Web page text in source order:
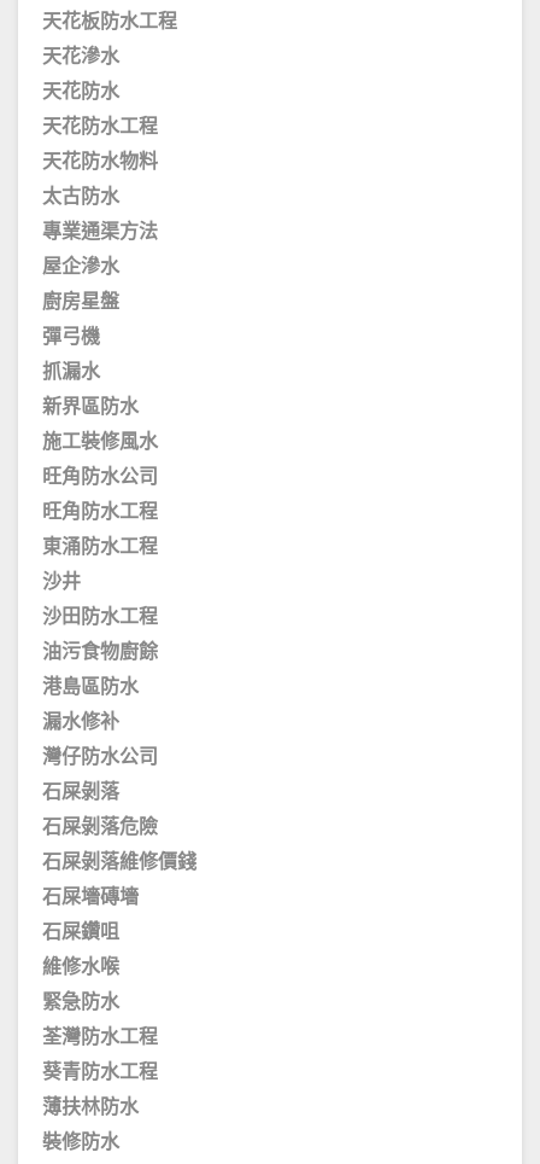
天花板防水工程
天花滲水
天花防水
天花防水工程
天花防水物料
太古防水
專業通渠方法
屋企滲水
廚房星盤
彈弓機
抓漏水
新界區防水
施工裝修風水
旺角防水公司
旺角防水工程
東涌防水工程
沙井
沙田防水工程
油污食物廚餘
港島區防水
漏水修补
灣仔防水公司
石屎剝落
石屎剝落危險
石屎剝落維修價錢
石屎墻磚墻
石屎鑽咀
維修水喉
緊急防水
荃灣防水工程
葵青防水工程
薄扶林防水
裝修防水